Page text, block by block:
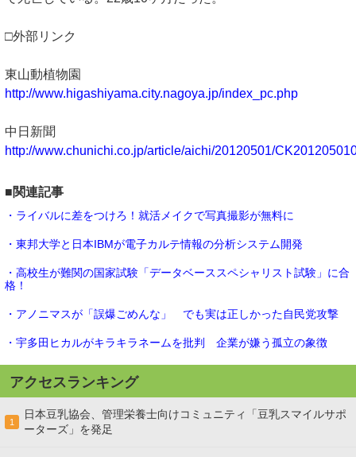
□外部リンク
東山動植物園
http://www.higashiyama.city.nagoya.jp/index_pc.php
中日新聞
http://www.chunichi.co.jp/article/aichi/20120501/
■関連記事
・ライバルに差をつけろ！就活メイクで写真撮影が無料に
・東邦大学と日本IBMが電子カルテ情報の分析システム開発
・高校生が難関の国家試験「データベーススペシャリスト試験」に合
格！
・アノニマスが「誤爆ごめんな」 でも実は正しかった自民党攻撃
・宇多田ヒカルがキラキラネームを批判 企業が嫌う孤立の象徴
アクセスランキング
1
日本豆乳協会、管理栄養士向けコミュニティ「豆乳スマイルサポ
ーターズ」を発足